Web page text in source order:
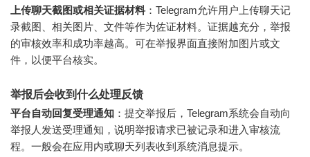
上传聊天截图或相关证据材料 ：Telegram允许用户上传聊天记
录截图、相关图片、文件等作为佐证材料。证据越充分，举报
的审核效率和成功率越高。可在举报界面直接附加图片或文
件，以便平台核实。
举报后会收到什么处理反馈
平台自动回复受理通知 ：提交举报后，Telegram系统会自动向
举报人发送受理通知，说明举报请求已被记录和进入审核流
程。一般会在应用内或聊天列表收到系统消息提示。